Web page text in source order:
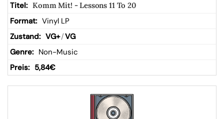
b
Komm Mit! - Lessons 11 To 20
Vinyl LP
VG+/VG
Non-Music
5,84€